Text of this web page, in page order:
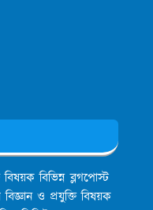
বিভিন্ন ব্লগপোস্ট
ও প্রযুক্তি বিষয়ক